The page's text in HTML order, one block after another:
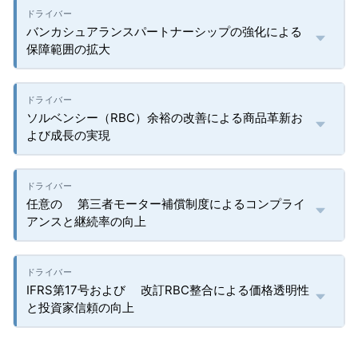
バンカシュアランスパートナーシップの強化による
保障範囲の拡大
ソルベンシー（RBC）余裕の改善による商品革新お
よび成長の実現
任意の 第三者モーター補償制度によるコンプライ
アンスと継続率の向上
IFRS第17号および 改訂RBC整合による価格透明性
と投資家信頼の向上